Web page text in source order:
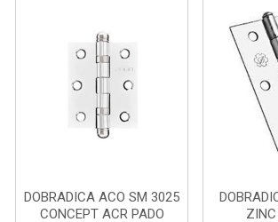
DOBRADICA ACO SM 3025
CONCEPT ACR PADO